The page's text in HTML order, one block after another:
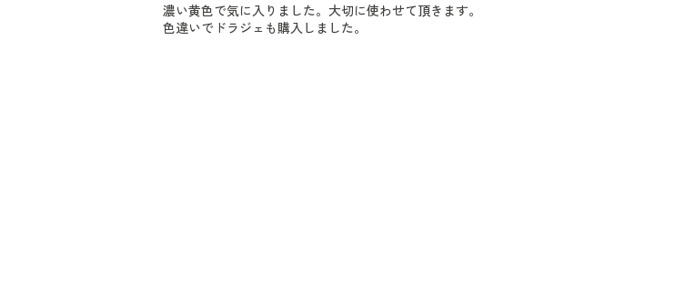
濃い黄色で気に入りました。大切に使わせて頂きます。
色違いでドラジェも購入しました。